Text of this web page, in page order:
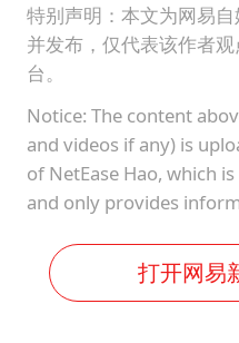
特别声明：本文为网易
并发布，仅代表该作者
台。
Notice: The content
and videos if any) is
of NetEase Hao, which
and only provides
打开网易